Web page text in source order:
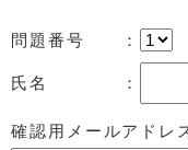
問題番号 ：
氏名 ：
確認用メールアドレ